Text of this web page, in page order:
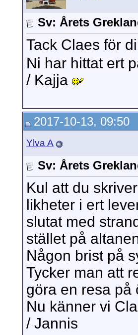
Sv: Årets
Tack Claes för
Ni har hittat ert
/ Kajja
2017-10-13, 09:50
Ylva A
Sv: Årets
Kul att du
likheter i ert
slutat med
stället på
Någon brist på
Tycker man att
göra en resa på
Nu känner vi
/ Jannis